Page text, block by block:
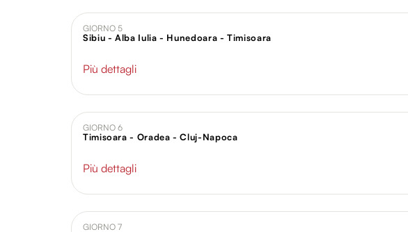
GIORNO 5
Sibiu - Alba Iulia - Hunedoara - Timisoara
Più dettagli
GIORNO 6
Timisoara - Oradea - Cluj-Napoca
Più dettagli
GIORNO 7